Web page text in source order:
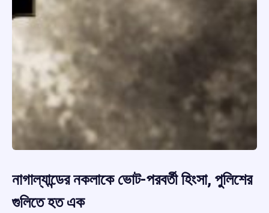
নাগাল্যান্ডের নকলাকে ভোট-পরবর্তী হিংসা, পুলিশের
গুলিতে হত এক